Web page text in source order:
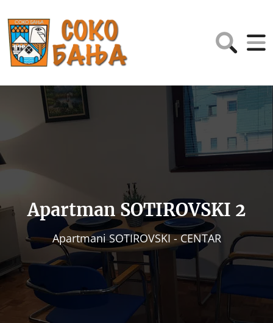
Apartman SOTIROVSKI 2
Apartmani SOTIROVSKI - CENTAR